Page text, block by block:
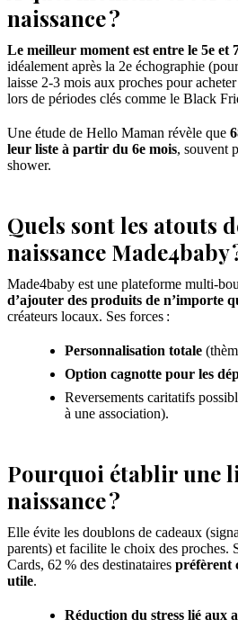
naissance ?
Le meilleur moment est entre le 5e et
idéalement après la 2e échographie
laisse 2-3 mois aux proches pour
lors de périodes clés comme le Black
Une étude de Hello Maman révèle que
leur liste à partir du 6e mois, souvent
shower.
Quels sont les atouts
naissance Made4baby
Made4baby est une plateforme multi-
d’ajouter des produits de n’importe
créateurs locaux. Ses forces :
Personnalisation totale
Option cagnotte pour les
Reversements caritatifs
à une association).
Pourquoi établir une
naissance ?
Elle évite les doublons de cadeaux
parents) et facilite le choix des proches.
Cards, 62 % des destinataires préfèrent
utile.
Réduction du stress lié aux